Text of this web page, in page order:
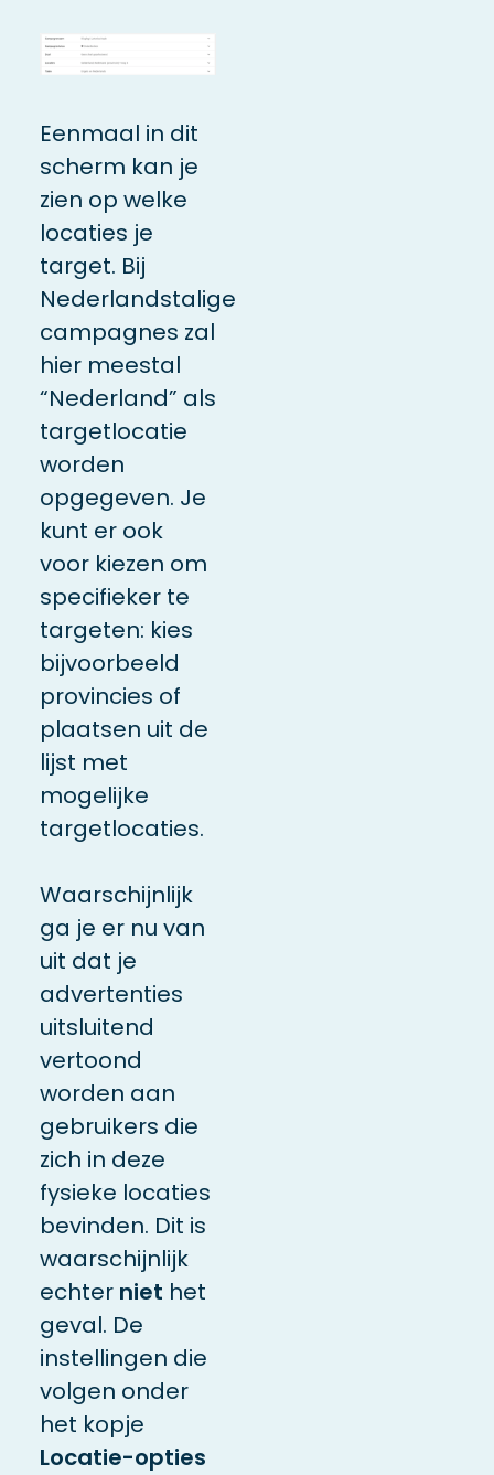
Eenmaal in dit
scherm kan je
zien op welke
locaties je
target. Bij
Nederlandstalige
campagnes zal
hier meestal
“Nederland” als
targetlocatie
worden
opgegeven. Je
kunt er ook
voor kiezen om
specifieker te
targeten: kies
bijvoorbeeld
provincies of
plaatsen uit de
lijst met
mogelijke
targetlocaties.
Waarschijnlijk
ga je er nu van
uit dat je
advertenties
uitsluitend
vertoond
worden aan
gebruikers die
zich in deze
fysieke locaties
bevinden. Dit is
waarschijnlijk
echter niet het
geval. De
instellingen die
volgen onder
het kopje
Locatie-opties